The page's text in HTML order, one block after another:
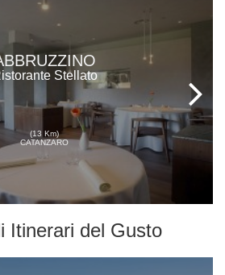
Stellato
(13 Km)
CATANZARO
Itinerari del Gusto